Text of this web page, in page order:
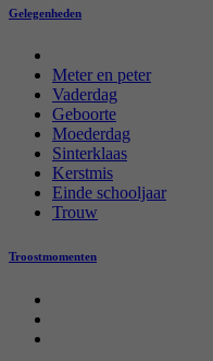
Gelegenheden
Meter en peter
Vaderdag
Geboorte
Moederdag
Sinterklaas
Kerstmis
Einde schooljaar
Trouw
Troostmomenten